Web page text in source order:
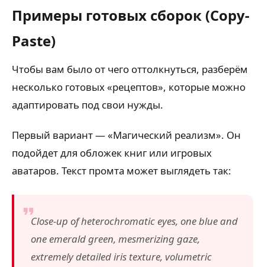
Примеры готовых сборок (Copy-
Paste)
Чтобы вам было от чего оттолкнуться, разберём
несколько готовых «рецептов», которые можно
адаптировать под свои нужды.
Первый вариант — «Магический реализм». Он
подойдет для обложек книг или игровых
аватаров. Текст промта может выглядеть так:
Close-up of heterochromatic eyes, one blue and
one emerald green, mesmerizing gaze,
extremely detailed iris texture, volumetric